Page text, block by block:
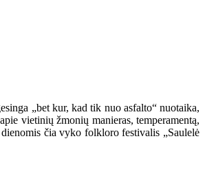
„bet kur, kad tik nuo asfalto“ nuotaika,
vietinių žmonių manieras, temperamentą,
čia vyko folkloro festivalis „Saulelė